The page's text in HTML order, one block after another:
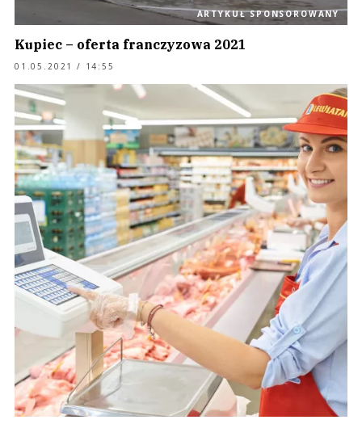
ARTYKUŁ SPONSOROWANY
Kupiec – oferta franczyzowa 2021
01.05.2021 / 14:55